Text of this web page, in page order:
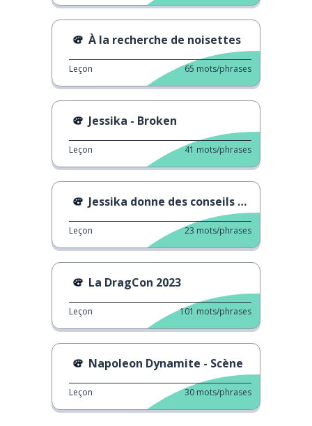
À la recherche de noisettes
Leçon 65 mots/phrases
Jessika - Broken
Leçon 41 mots/phrases
Jessika donne des conseils aux artistes
Leçon 23 mots/phrases
La DragCon 2023
Leçon 101 mots/phrases
Napoleon Dynamite - Scène
Leçon 30 mots/phrases